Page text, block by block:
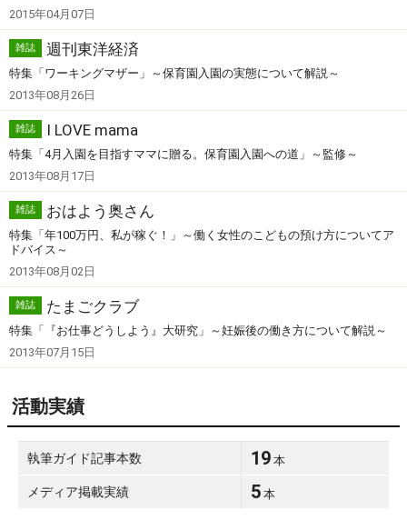
2015年04月07日
雑誌 週刊東洋経済
特集「ワーキングマザー」～保育園入園の実態について解説～
2013年08月26日
雑誌 I LOVE mama
特集「4月入園を目指すママに贈る。保育園入園への道」～監修～
2013年08月17日
雑誌 おはよう奥さん
特集「年100万円、私が稼ぐ！」～働く女性のこどもの預け方についてア
ドバイス～
2013年08月02日
雑誌 たまごクラブ
特集「『お仕事どうしよう』大研究」～妊娠後の働き方について解説～
2013年07月15日
活動実績
執筆ガイド記事本数 19 本
メディア掲載実績 5 本